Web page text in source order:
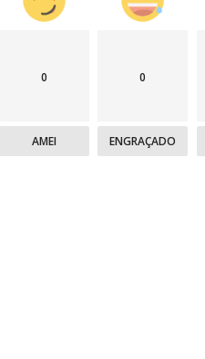
0
AMEI
0
ENGRAÇADO